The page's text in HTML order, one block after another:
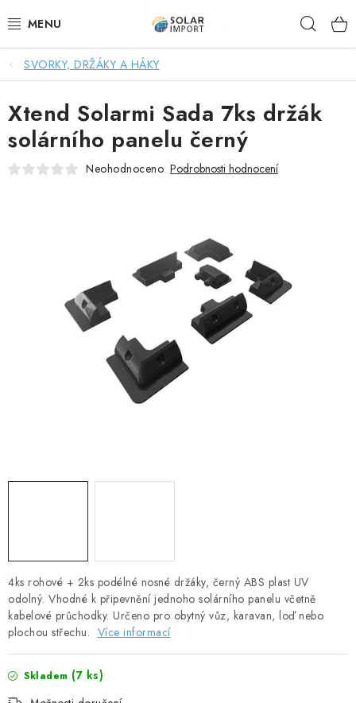
na
OVĚŘOVÁNÍ RECENZÍ
DOPRAVA ZDARMA
SOLÁRNÍ SESTAVY PRO CHATY
ZÁLOŽNÍ ZDROJE PRO ČERPADLA
VÝHODNÉ SETY
SOLÁRNÍ PANELY
OLOVĚNÉ A LITHIOVÉ BATERIE
NABÍJEČKY BATERIÍ
SOLÁRNÍ REGULÁTORY
MĚNIČE NAPĚTÍ
SVORKY, DRŽÁKY A HÁKY
4ks rohové + 2ks podélné nosné držáky, černý ABS plast UV
odolný. Vhodné k připevnění jednoho solárního panelu včetně
kabelové průchodky. Určeno pro obytný vůz, karavan, loď nebo
plochou střechu. Více informací
Skladem (7 ks)
Xtend Solarmi Sada 7ks držák
solárního panelu černý
Neohodnoceno Podrobnosti hodnocení